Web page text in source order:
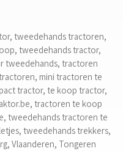
tweedehands tractoren,
tweedehands tractor,
tweedehands, tractoren
mini tractoren te
tractor, te koop tractor,
tractoren te koop
tweedehands tractoren te
tweedehands trekkers,
Vlaanderen, Tongeren